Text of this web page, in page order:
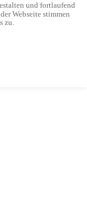
und fortlaufend
Webseite stimmen
zu.